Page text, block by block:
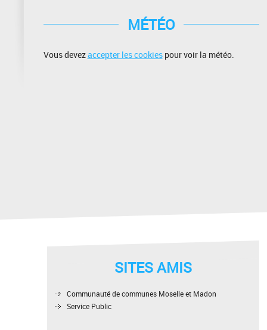
MÉTÉO
Vous devezaccepter les cookiespour voir la météo.
SITES AMIS
Communauté de communes Moselle et Madon
Service Public